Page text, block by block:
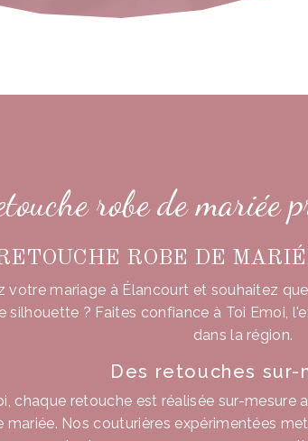
robe de mariée
ROBE DE
votre mariage à Élancourt et souhaitez
silhouette ? Faites confiance à Toi Emoi,
dans la région.
Des retouches sur-
chaque retouche est réalisée sur-
mariée. Nos couturières expérimentées